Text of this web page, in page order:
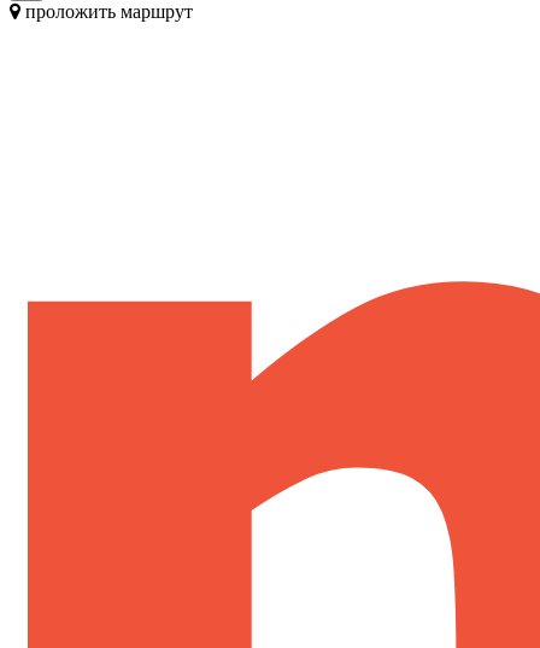
проложить маршрут